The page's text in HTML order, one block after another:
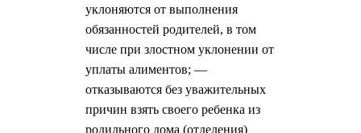
уклоняются от выполнения
обязанностей родителей, в том
числе при злостном уклонении от
уплаты алиментов; —
отказываются без уважительных
причин взять своего ребенка из
родильного дома (отделения)